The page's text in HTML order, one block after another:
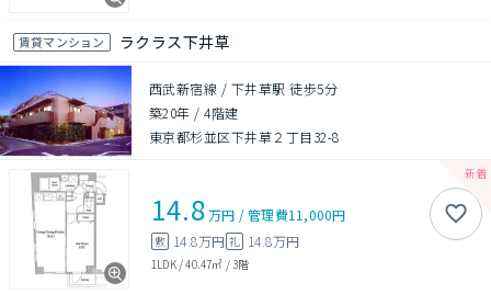
賃貸マンション ラクラス下井草
西武新宿線 / 下井草駅 徒歩5分
築20年 /4階建
東京都杉並区下井草２丁目32-8
14.8万円 /管理費11,000円
敷 14.8万円 礼 14.8万円
1LDK/40.47㎡ /3階